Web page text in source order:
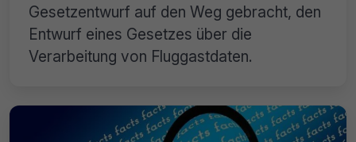
Gesetzentwurf auf den Weg gebracht, den
Entwurf eines Gesetzes über die
Verarbeitung von Fluggastdaten.